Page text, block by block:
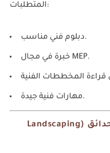
المتطلبات:
دبلوم فني مناسب.
خبرة في مجال MEP.
مهارات فنية جيدة.
وظيفة: فني تنسيق حدائق (Landscaping